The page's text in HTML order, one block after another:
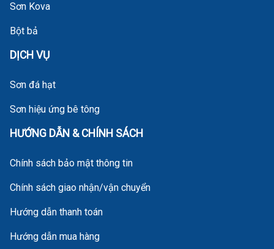
Sơn Kova
Bột bả
DỊCH VỤ
Sơn đá hạt
Sơn hiệu ứng bê tông
HƯỚNG DẪN & CHÍNH SÁCH
Chính sách bảo mật thông tin
Chính sách giao nhận/vận chuyển
Hướng dẫn thanh toán
Hướng dẫn mua hàng